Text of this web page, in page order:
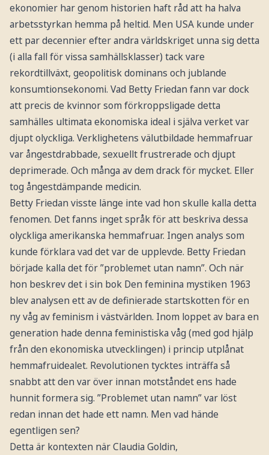
ekonomier har genom historien haft råd att ha halva
arbetsstyrkan hemma på heltid. Men USA kunde under
ett par decennier efter andra världskriget unna sig detta
(i alla fall för vissa samhällsklasser) tack vare
rekordtillväxt, geopolitisk dominans och jublande
konsumtionsekonomi. Vad Betty Friedan fann var dock
att precis de kvinnor som förkroppsligade detta
samhälles ultimata ekonomiska ideal i själva verket var
djupt olyckliga. Verklighetens välutbildade hemmafruar
var ångestdrabbade, sexuellt frustrerade och djupt
deprimerade. Och många av dem drack för mycket. Eller
tog ångestdämpande medicin.
Betty Friedan visste länge inte vad hon skulle kalla detta
fenomen. Det fanns inget språk för att beskriva dessa
olyckliga amerikanska hemmafruar. Ingen analys som
kunde förklara vad det var de upplevde. Betty Friedan
började kalla det för ”problemet utan namn”. Och när
hon beskrev det i sin bok Den feminina mystiken 1963
blev analysen ett av de definierade startskotten för en
ny våg av feminism i västvärlden. Inom loppet av bara en
generation hade denna feministiska våg (med god hjälp
från den ekonomiska utvecklingen) i princip utplånat
hemmafruidealet. Revolutionen tycktes inträffa så
snabbt att den var över innan motståndet ens hade
hunnit formera sig. ”Problemet utan namn” var löst
redan innan det hade ett namn. Men vad hände
egentligen sen?
Detta är kontexten när Claudia Goldin,